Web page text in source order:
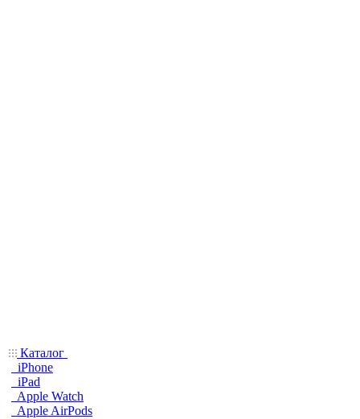
Каталог
iPhone
iPad
Apple Watch
Apple AirPods